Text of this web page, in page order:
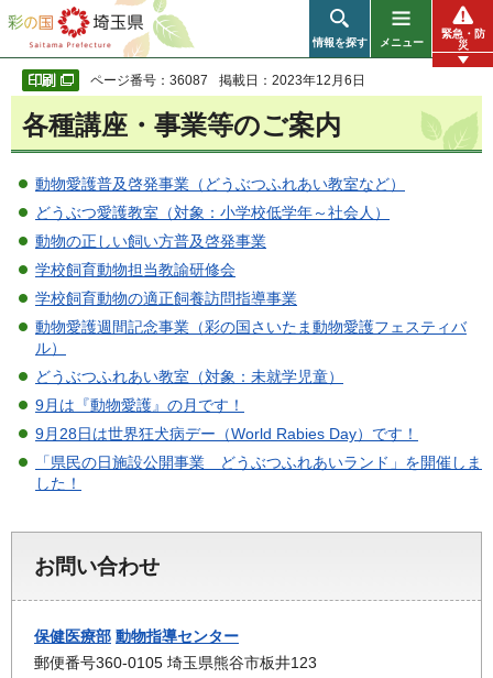
彩の国 埼玉県
情報を探す メニュー
緊急・防
災
ページ番号：36087 掲載日：2023年12月6日
各種講座・事業等のご案内
動物愛護普及啓発事業（どうぶつふれあい教室など）
どうぶつ愛護教室（対象：小学校低学年～社会人）
動物の正しい飼い方普及啓発事業
学校飼育動物担当教諭研修会
学校飼育動物の適正飼養訪問指導事業
動物愛護週間記念事業（彩の国さいたま動物愛護フェスティバ
ル）
どうぶつふれあい教室（対象：未就学児童）
9月は『動物愛護』の月です！
9月28日は世界狂犬病デー（World Rabies Day）です！
「県民の日施設公開事業 どうぶつふれあいランド」を開催しま
した！
お問い合わせ
保健医療部 動物指導センター
郵便番号360-0105 埼玉県熊谷市板井123